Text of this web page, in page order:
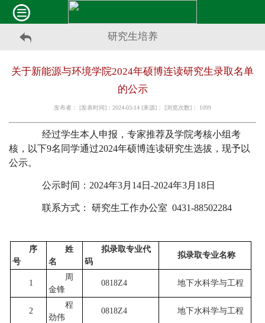
研究生培养
关于新能源与环境学院2024年硕博连读研究生录取名单
的公示
发布者： [发表时间]：2024-03-14 [来源]： [浏览次数]： 1099
经过学生本人申报，专家推荐及学院考核小组考
核，以下9名同学通过2024年硕博连读研究生选拔，现予以
公示。
公示时间：2024年3月14日-2024年3月18日
联系方式： 研究生工作办公室 0431-88502284
序
号
姓
名
拟录取专业代
码
拟录取专业名称
1
周
金锋
0818Z4 地下水科学与工程
2
程
劲伟
0818Z4 地下水科学与工程